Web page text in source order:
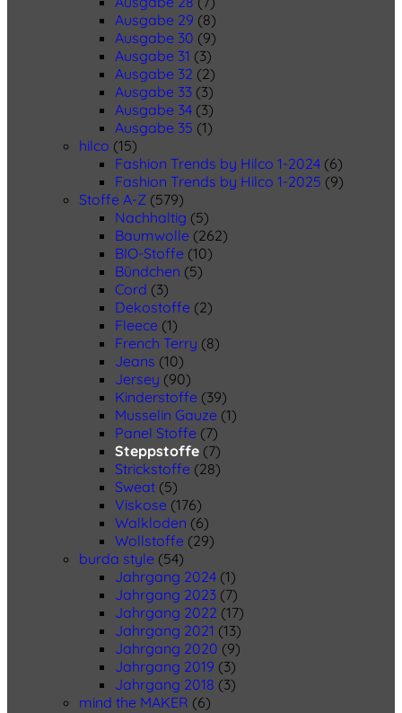
Ausgabe 29 (8)
Ausgabe 30 (9)
Ausgabe 31 (3)
Ausgabe 32 (2)
Ausgabe 33 (3)
Ausgabe 34 (3)
Ausgabe 35 (1)
hilco (15)
Fashion Trends by Hilco 1-2024 (6)
Fashion Trends by Hilco 1-2025 (9)
Stoffe A-Z (579)
Nachhaltig (5)
Baumwolle (262)
BIO-Stoffe (10)
Bündchen (5)
Cord (3)
Dekostoffe (2)
Fleece (1)
French Terry (8)
Jeans (10)
Jersey (90)
Kinderstoffe (39)
Musselin Gauze (1)
Panel Stoffe (7)
Steppstoffe (7)
Strickstoffe (28)
Sweat (5)
Viskose (176)
Walkloden (6)
Wollstoffe (29)
burda style (54)
Jahrgang 2024 (1)
Jahrgang 2023 (7)
Jahrgang 2022 (17)
Jahrgang 2021 (13)
Jahrgang 2020 (9)
Jahrgang 2019 (3)
Jahrgang 2018 (3)
mind the MAKER (6)